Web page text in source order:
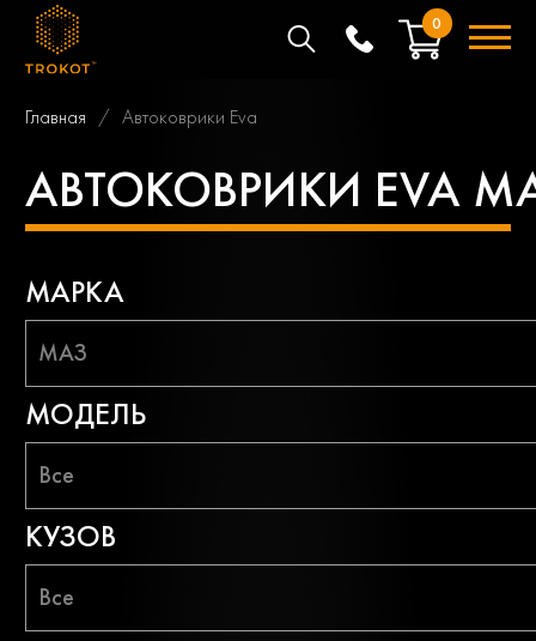
0
Главная Автоковрики Eva
АВТОКОВРИКИ EVA
МАРКА
МАЗ
МОДЕЛЬ
Все
КУЗОВ
Все